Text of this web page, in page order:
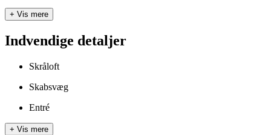
+ Vis mere
Indvendige detaljer
Skråloft
Skabsvæg
Entré
+ Vis mere